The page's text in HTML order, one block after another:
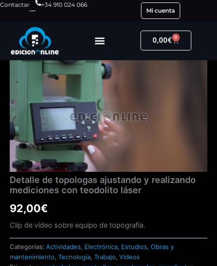
Ir
contenido
Contactar
+34 910 024 066
Mi cuenta
0,00€ 0
Carrito
Detalle de topologas ajustando y realizando
mediciones con teodolito láser
92,00€
Clip de vídeo sobre equipo de topografía.
Categorías: Actividades, Electrónica, Estudios, Obras y
mantenimiento, Tecnología, Trabajo, Vídeos
Detalle
topologas
y
realizando
mediciones
con
teodolito
láser
cantidad